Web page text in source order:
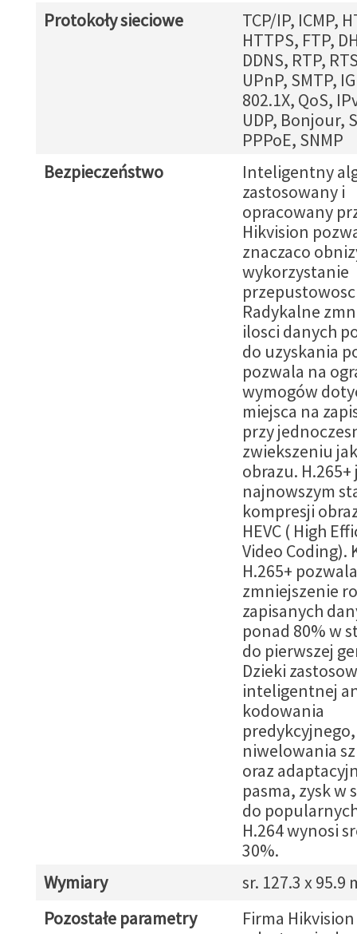
Protokoły sieciowe
TCP/IP, ICMP,
HTTPS, FTP,
DDNS, RTP,
UPnP, SMTP,
802.1X, QoS,
UDP, Bonjour,
PPPoE, SNMP
Bezpieczeństwo
Inteligentny
zastosowany i
opracowany
Hikvision
znaczaco
wykorzystanie
Radykalne
ilosci danych
do uzyskania
pozwala na
wymogów
miejsca na
przy
zwiekszeniu
obrazu. H.265+
najnowszym
kompresji
HEVC ( High
Video Coding).
H.265+
zmniejszenie
zapisanych
ponad 80% w
do pierwszej
Dzieki
inteligentnej
kodowania
predykcyjnego,
niwelowania
oraz
pasma, zysk w
do
H.264 wynosi
30%.
Wymiary
sr. 127.3 x 95.9
Pozostałe parametry
Firma Hikvision